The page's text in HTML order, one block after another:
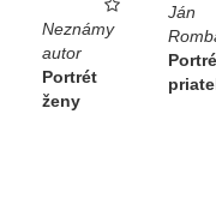
Neznámy
autor
Portrét
ženy
Ján